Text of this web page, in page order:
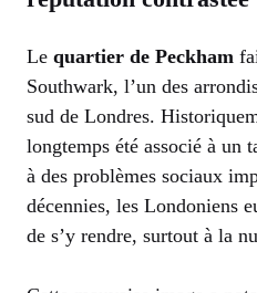
Le quartier de Peckham
Southwark, l’un des
sud de Londres.
longtemps été associé à un
à des problèmes sociaux
décennies, les Londoniens
de s’y rendre, surtout à la